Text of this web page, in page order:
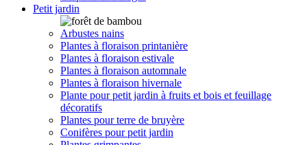
Petit jardin
Arbustes nains
Plantes à floraison printanière
Plantes à floraison estivale
Plantes à floraison automnale
Plantes à floraison hivernale
Plante pour petit jardin à fruits et bois et feuillage
décoratifs
Plantes pour terre de bruyère
Conifères pour petit jardin